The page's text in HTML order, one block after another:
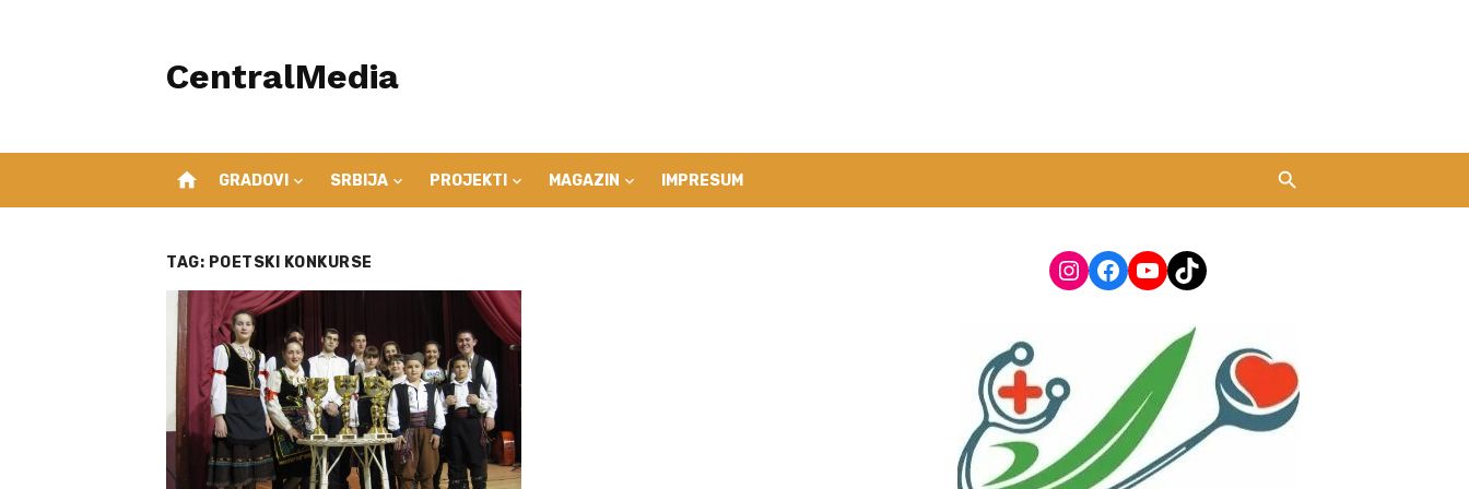
CentralMedia
home GRADOVI SRBIJA PROJEKTI MAGAZIN IMPRESUM
TAG: POETSKI KONKURSE Instagram
Facebook
YouTube
TikTok